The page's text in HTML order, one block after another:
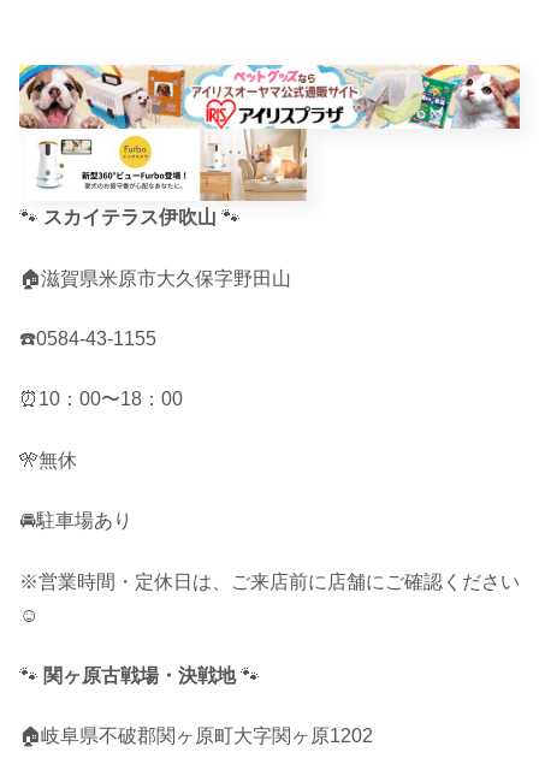
🐾 スカイテラス伊吹山 🐾
🏠滋賀県米原市大久保字野田山
☎️0584-43-1155
⏰10：00〜18：00
🎌無休
🚘駐車場あり
※営業時間・定休日は、ご来店前に店舗にご確認ください
☺︎
🐾 関ヶ原古戦場・決戦地🐾
🏠岐阜県不破郡関ヶ原町大字関ヶ原1202